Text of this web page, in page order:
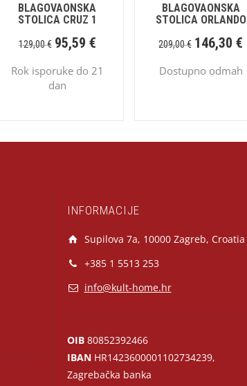
BLAGOVAONSKA
STOLICA CRUZ 1
129,00€ 95,59 €
Rok isporuke do 21
dan
BLAGOVAONSKA
STOLICA ORLANDO
209,00€ 146,30€
Dostupno odmah
INFORMACIJE
Supilova 7a, 10000 Zagreb, Croatia
+385 1 5513 253
info@kult-home.hr
OIB80852392466
IBANHR1423600001102734239,
Zagrebačka banka